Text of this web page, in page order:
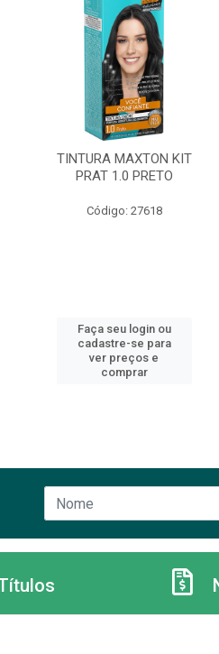
TINTURA MAXTON KIT
PRAT 1.0 PRETO
Código: 27618
Faça seu login ou
cadastre-se para
ver preços e
comprar